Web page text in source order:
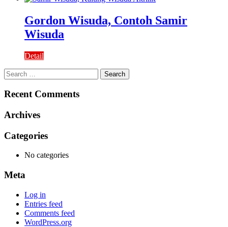
Gordon Wisuda, Contoh Samir
Wisuda
Detail
Search
for:
Recent Comments
Archives
Categories
No categories
Meta
Log in
Entries feed
Comments feed
WordPress.org